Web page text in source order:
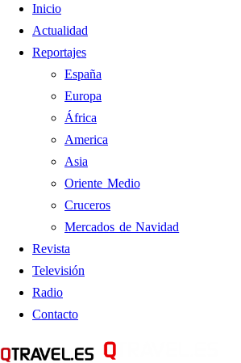
Inicio
Actualidad
Reportajes
España
Europa
África
America
Asia
Oriente Medio
Cruceros
Mercados de Navidad
Revista
Televisión
Radio
Contacto